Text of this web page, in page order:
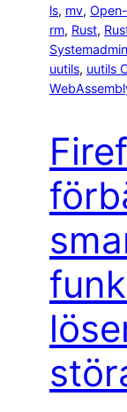
ls, mv,
rm, Rust,
uutils, uutils